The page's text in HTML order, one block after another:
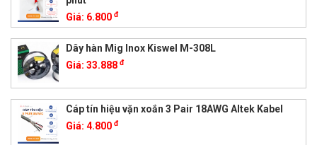
Giá: 6.800 đ
Dây hàn Mig Inox Kiswel M-308L
Giá: 33.888 đ
Cáp tín hiệu vặn xoắn 3 Pair 18AWG Altek Kabel
Giá: 4.800 đ